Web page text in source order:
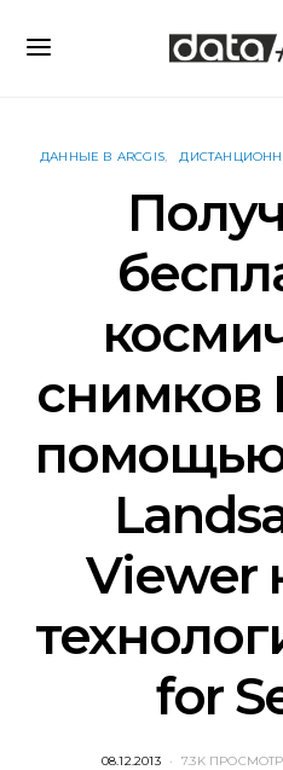
ДАННЫЕ В ARCGIS
снимков
помощью
Viewer
for
POSTED
08.12.2013 7.3K